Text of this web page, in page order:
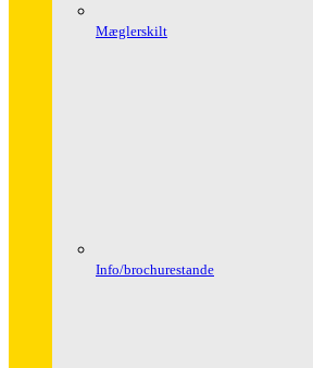
Mæglerskilt
Info/brochurestande